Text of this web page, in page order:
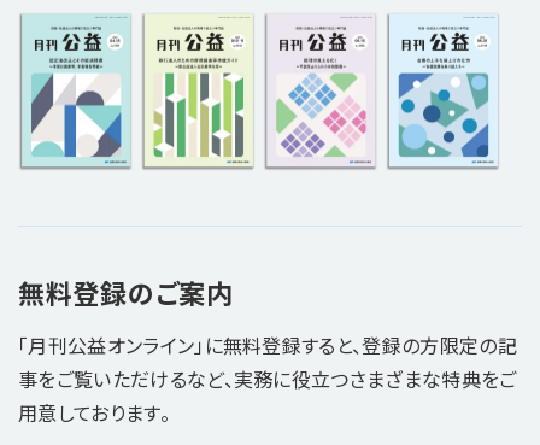
無料登録のご案内
「月刊公益オンライン」に無料登録すると、登録の方限定の記
事をご覧いただけるなど、実務に役立つさまざまな特典をご
用意しております。